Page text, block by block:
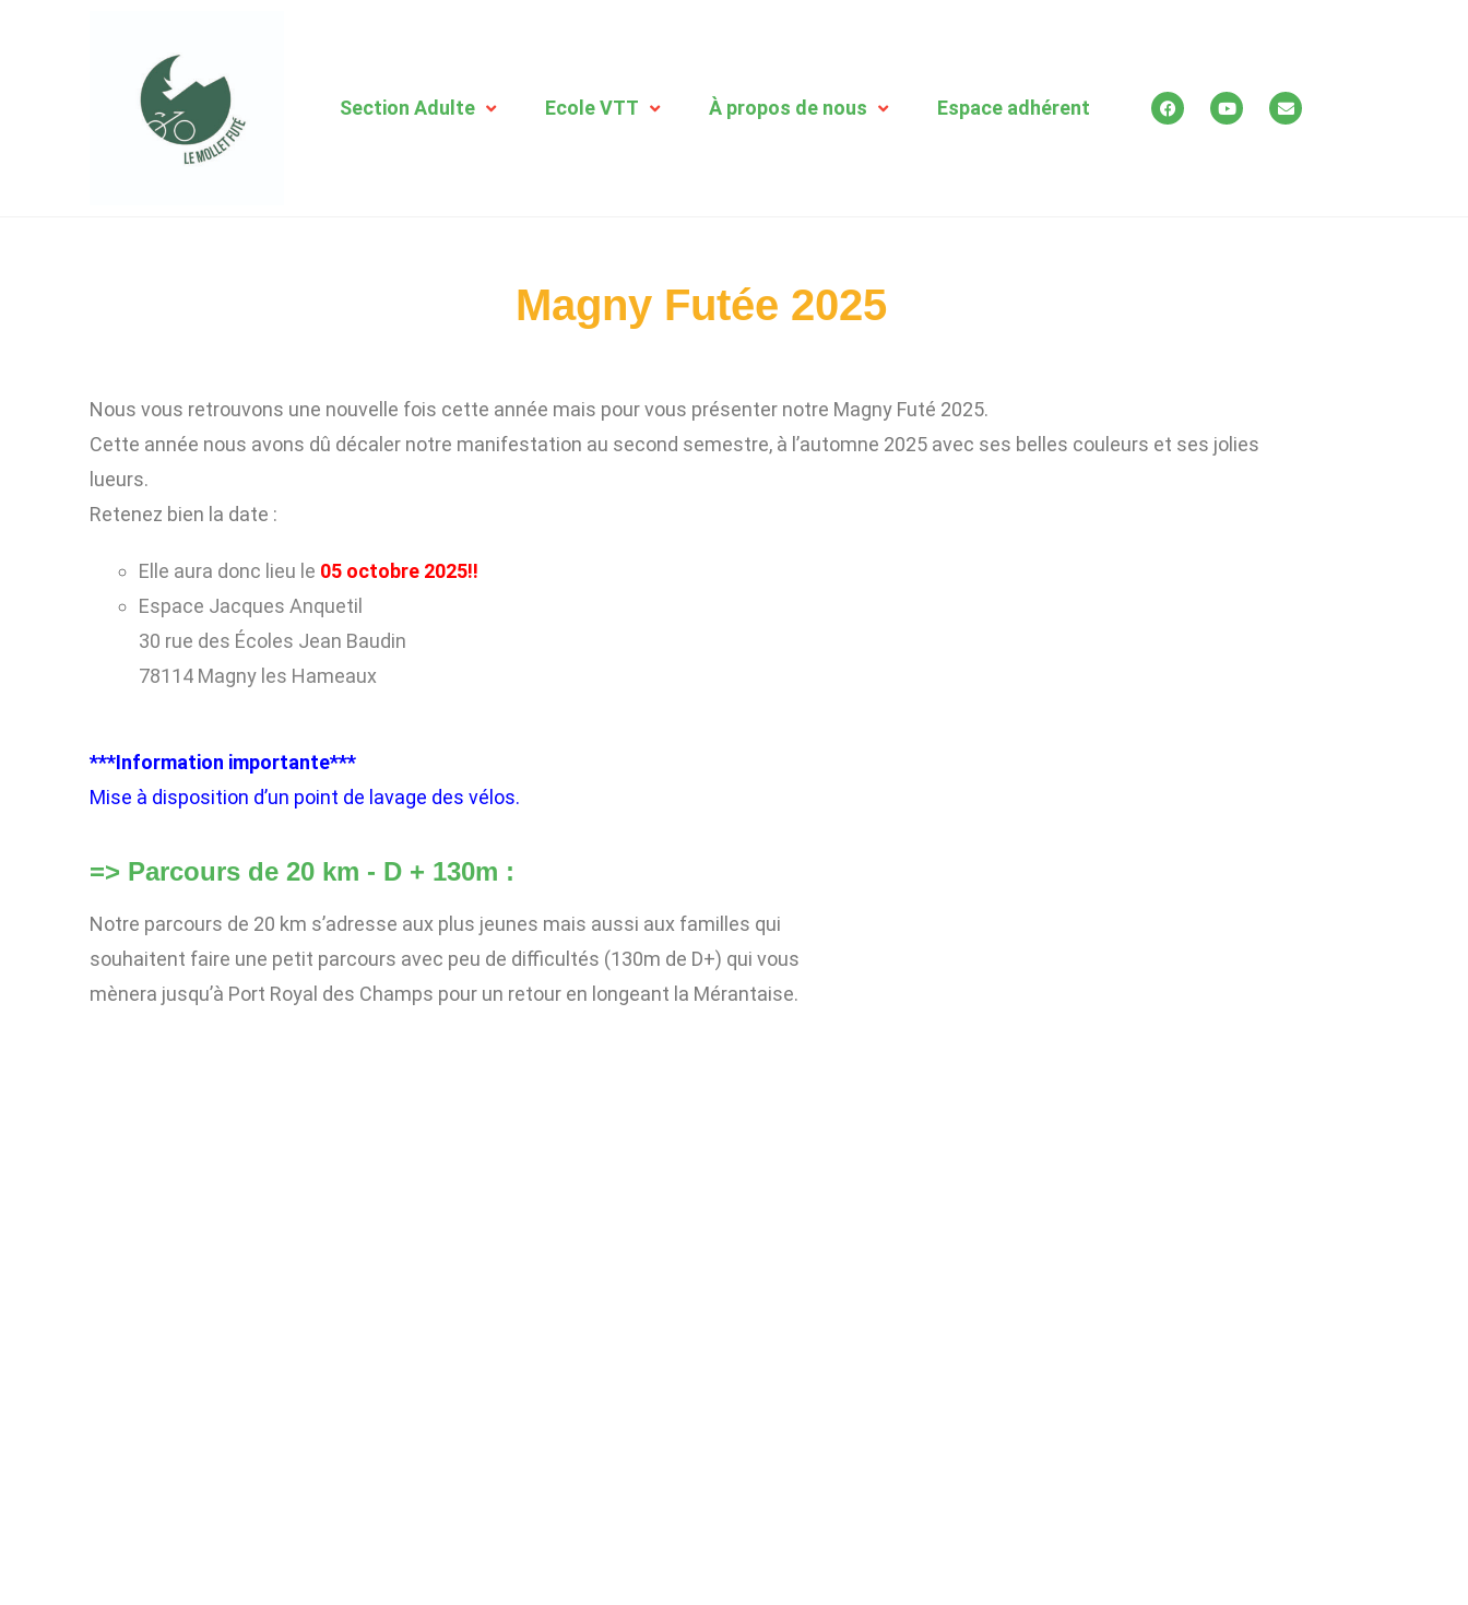
Section Adulte Ecole VTT À propos de nous Espace adhérent
Magny Futée 2025
Nous vous retrouvons une nouvelle fois cette année mais pour vous présenter notre Magny Futé 2025.
Cette année nous avons dû décaler notre manifestation au second semestre, à l’automne 2025 avec ses belles couleurs et ses jolies
lueurs.
Retenez bien la date :
Elle aura donc lieu le 05 octobre 2025!!
Espace Jacques Anquetil
30 rue des Écoles Jean Baudin
78114 Magny les Hameaux
***Information importante***
Mise à disposition d’un point de lavage des vélos.
=> Parcours de 20 km - D + 130m :
Notre parcours de 20 km s’adresse aux plus jeunes mais aussi aux familles qui
souhaitent faire une petit parcours avec peu de difficultés (130m de D+) qui vous
mènera jusqu’à Port Royal des Champs pour un retour en longeant la Mérantaise.